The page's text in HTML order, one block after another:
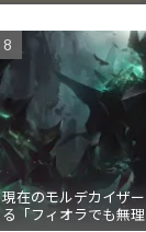
現在のモルデカイザ
る「フィオラでも無理